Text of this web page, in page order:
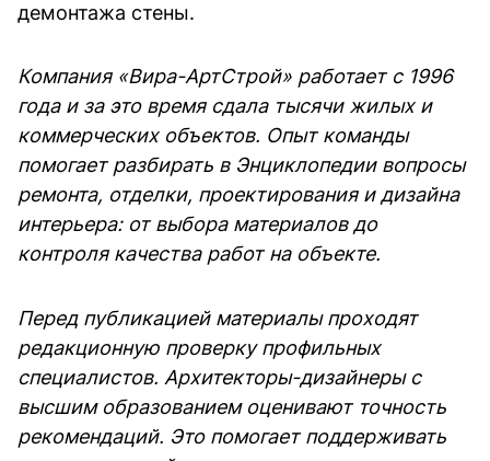
демонтажа стены.
Компания «Вира-АртСтрой» работает с 1996
года и за это время сдала тысячи жилых и
коммерческих объектов. Опыт команды
помогает разбирать в Энциклопедии вопросы
ремонта, отделки, проектирования и дизайна
интерьера: от выбора материалов до
контроля качества работ на объекте.
Перед публикацией материалы проходят
редакционную проверку профильных
специалистов. Архитекторы-дизайнеры с
высшим образованием оценивают точность
рекомендаций. Это помогает поддерживать